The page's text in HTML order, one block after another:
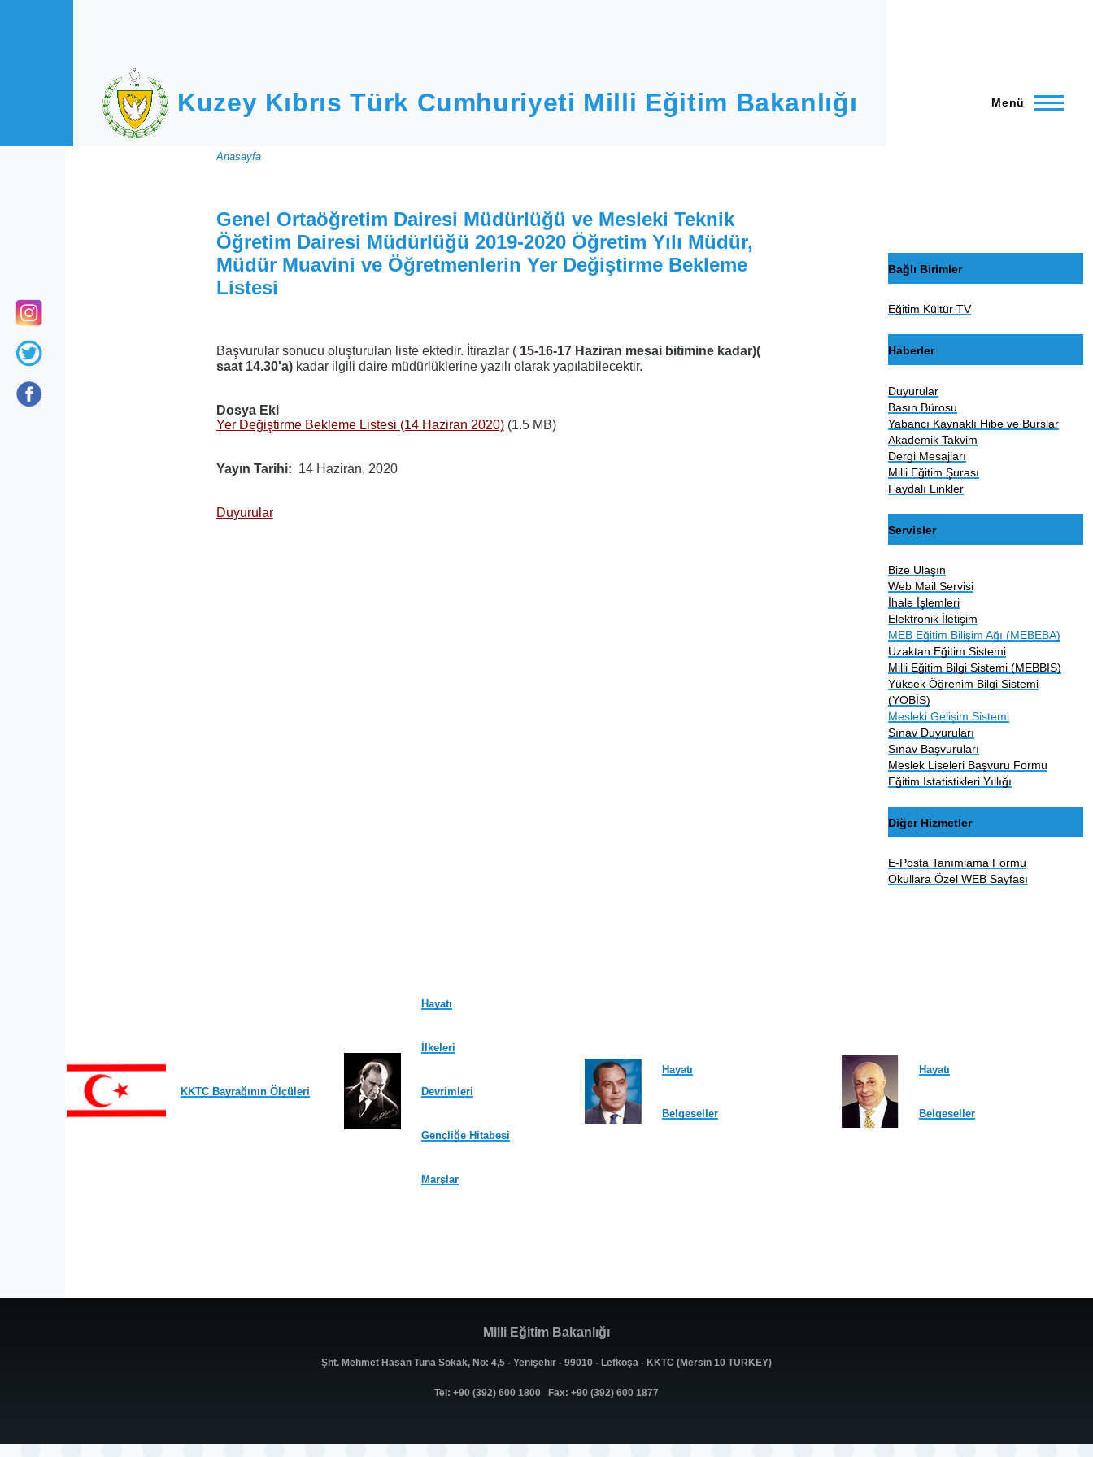
Kuzey Kıbrıs Türk Cumhuriyeti Milli Eğitim Bakanlığı Menü
Sayfa
yolu
Anasayfa
Genel Ortaöğretim Dairesi Müdürlüğü ve Mesleki Teknik
Öğretim Dairesi Müdürlüğü 2019-2020 Öğretim Yılı Müdür,
Müdür Muavini ve Öğretmenlerin Yer Değiştirme Bekleme
Listesi
Başvurular sonucu oluşturulan liste ektedir. İtirazlar (15-16-17 Haziran mesai bitimine kadar)(
saat 14.30'a)kadar ilgili daire müdürlüklerine yazılı olarak yapılabilecektir.
Dosya Eki
Yer Değiştirme Bekleme Listesi (14 Haziran 2020) (1.5 MB)
Yayın Tarihi 14 Haziran, 2020
Duyurular
Bağlı Birimler
Eğitim Kültür TV
Haberler
Duyurular
Basın Bürosu
Yabancı Kaynaklı Hibe ve Burslar
Akademik Takvim
Dergi Mesajları
Milli Eğitim Şurası
Faydalı Linkler
Servisler
Bize Ulaşın
Web Mail Servisi
İhale İşlemleri
Elektronik İletişim
MEB Eğitim Bilişim Ağı (MEBEBA)
Uzaktan Eğitim Sistemi
Milli Eğitim Bilgi Sistemi (MEBBIS)
Yüksek Öğrenim Bilgi Sistemi
(YOBİS)
Mesleki Gelişim Sistemi
Sınav Duyuruları
Sınav Başvuruları
Meslek Liseleri Başvuru Formu
Eğitim İstatistikleri Yıllığı
Diğer Hizmetler
E-Posta Tanımlama Formu
Okullara Özel WEB Sayfası
KKTC Bayrağının Ölçüleri
Hayatı
İlkeleri
Devrimleri
Gençliğe Hitabesi
Marşlar
Hayatı
Belgeseller
Hayatı
Belgeseller
Milli Eğitim Bakanlığı
Şht. Mehmet Hasan Tuna Sokak, No: 4,5 - Yenişehir - 99010 - Lefkoşa - KKTC (Mersin 10 TURKEY)
Tel: +90 (392) 600 1800 Fax: +90 (392) 600 1877